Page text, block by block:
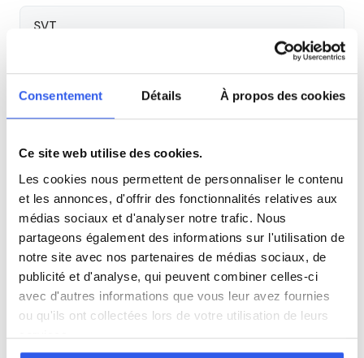
Consentement Détails À propos des cookies
Ce site web utilise des cookies.
Les cookies nous permettent de personnaliser le contenu
et les annonces, d'offrir des fonctionnalités relatives aux
médias sociaux et d'analyser notre trafic. Nous
partageons également des informations sur l'utilisation de
notre site avec nos partenaires de médias sociaux, de
publicité et d'analyse, qui peuvent combiner celles-ci
avec d'autres informations que vous leur avez fournies
ou qu'ils ont collectées lors de votre utilisation de leurs
services.
SVT
Philosophie
Économie
Espagnol
Allemand